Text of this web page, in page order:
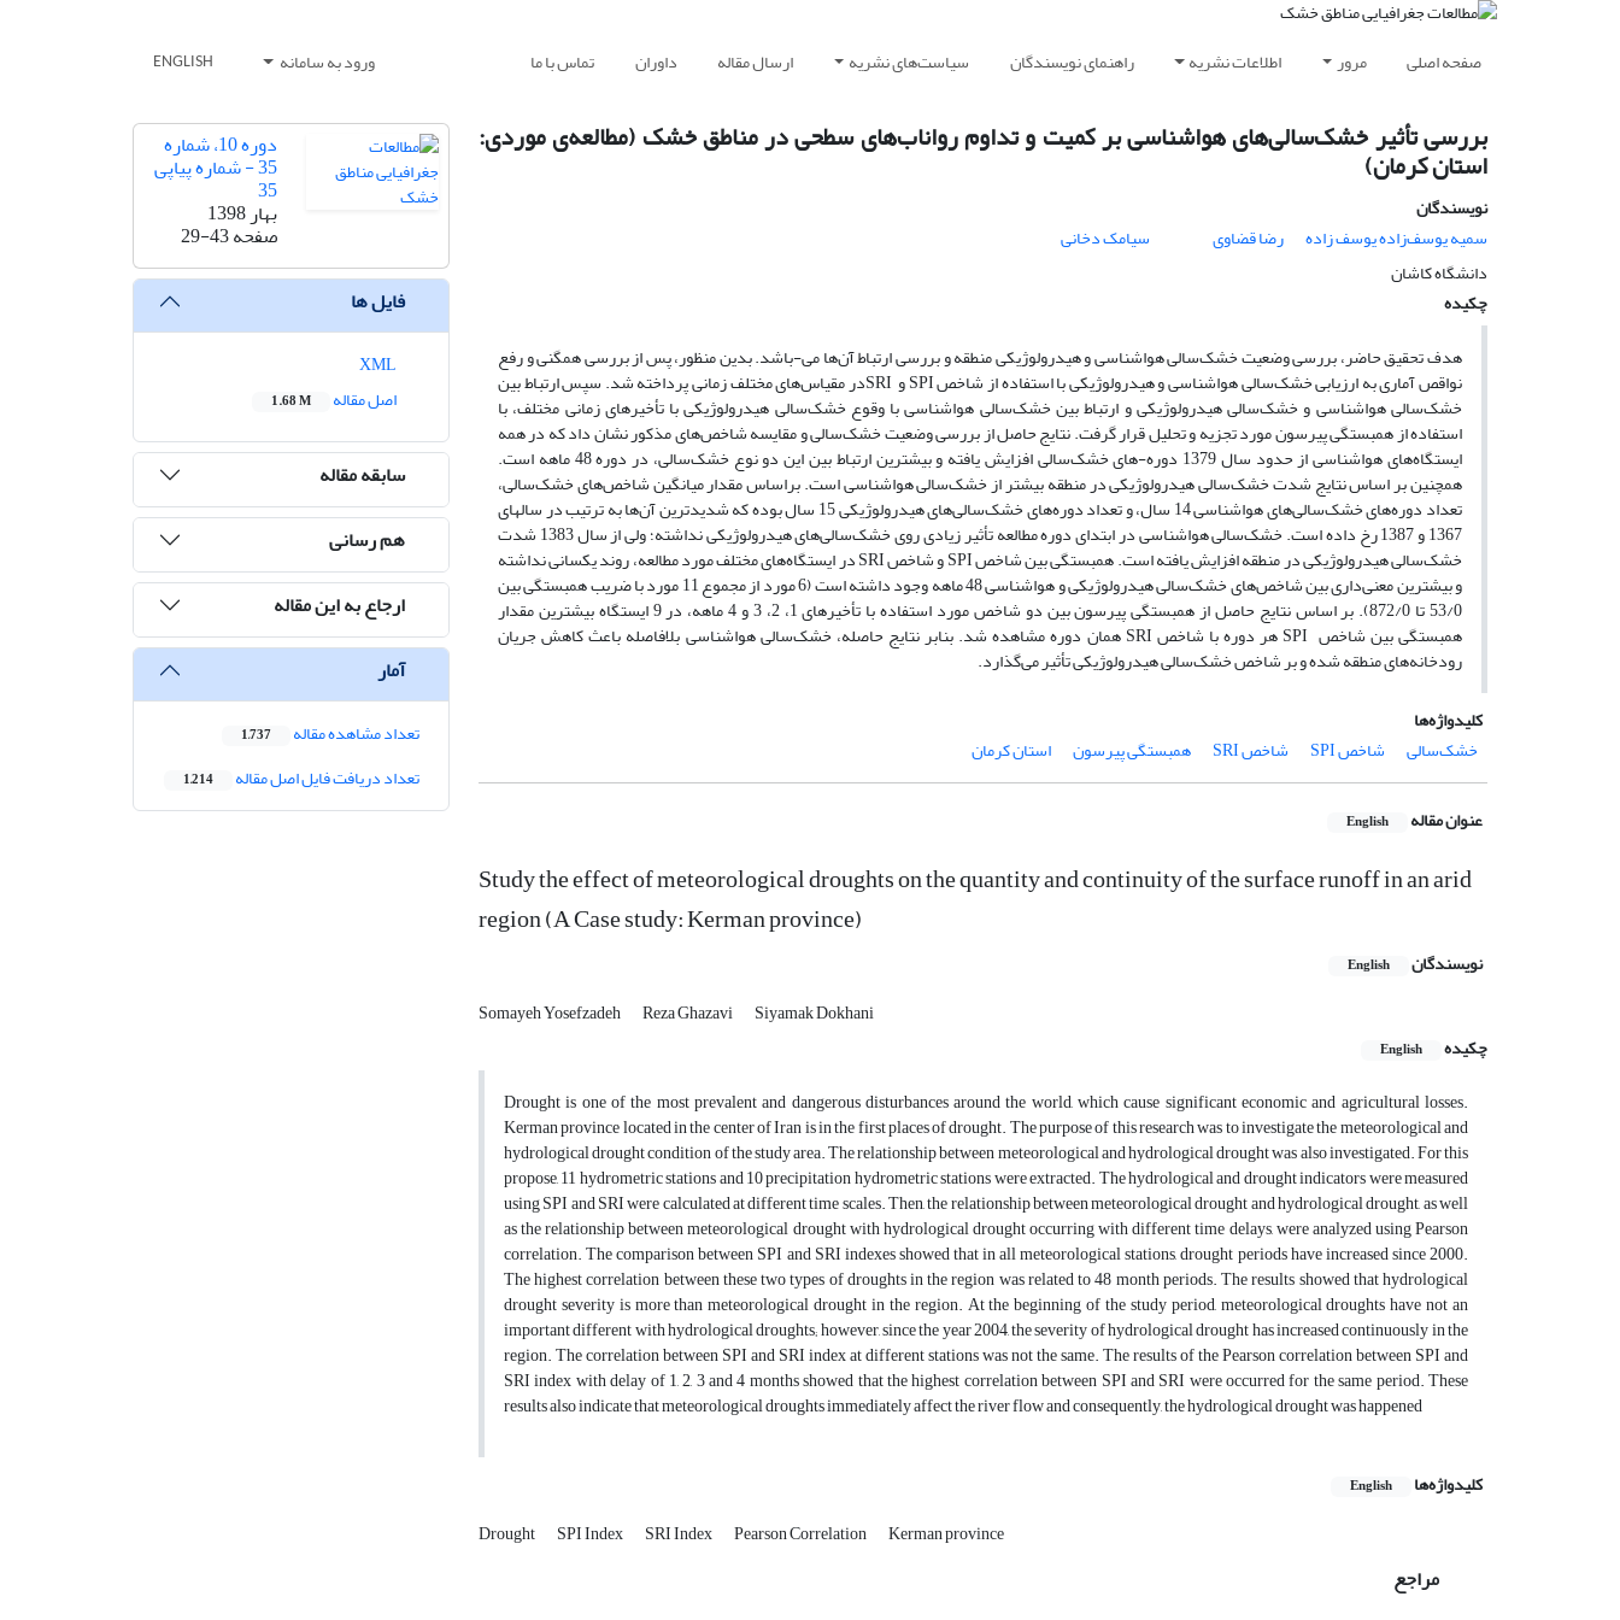
صفحه اصلی مرور اطلاعات نشریه راهنمای نویسندگان سیاست‌های نشریه ارسال مقاله داوران تماس با ما ورود به سامانه ENGLISH
بررسی تأثیر خشک‌سالی‌های هواشناسی بر کمیت و تداوم رواناب‌های سطحی در مناطق خشک (مطالعه‌ی موردی:
استان کرمان)
نویسندگان
سمیه یوسف‌زاده یوسف زاده
رضا قضاوی
سیامک دخانی
دانشگاه کاشان
چکیده
هدف تحقیق حاضر، بررسی وضعیت خشک‌سالی هواشناسی و هیدرولوژیکی منطقه و بررسی ارتباط آن‌ها می-باشد. بدین منظور، پس از بررسی همگنی و رفع
نواقص آماری به ارزیابی خشک‌سالی هواشناسی و هیدرولوژیکی با استفاده از شاخص SPI و SRIدر مقیاس‌های مختلف زمانی پرداخته شد. سپس ارتباط بین
خشک‌سالی هواشناسی و خشک‌سالی هیدرولوژیکی و ارتباط بین خشک‌سالی هواشناسی با وقوع خشک‌سالی هیدرولوژیکی با تأخیر‌های زمانی مختلف، با
استفاده از همبستگی پیرسون مورد تجزیه و تحلیل قرار گرفت. نتایج حاصل از بررسی وضعیت خشک‌سالی و مقایسه شاخص‌های مذکور نشان داد که در همه
ایستگاه‌های هواشناسی از حدود سال 1379 دوره-های خشک‌سالی افزایش یافته و بیشترین ارتباط بین این دو نوع خشک‌سالی، در دوره 48 ماهه است.
همچنین بر اساس نتایج شدت خشک‌سالی هیدرولوژیکی در منطقه بیشتر از خشک‌سالی هواشناسی است. براساس مقدار میانگین شاخص‌های خشک‌سالی،
تعداد دوره‌های خشک‌سالی‌های هواشناسی 14 سال، و تعداد دوره‌های خشک‌سالی‌های هیدرولوژیکی 15 سال بوده که شدیدترین آن‌ها به ترتیب در سالهای
1367 و 1387 رخ داده است. خشک‌سالی هواشناسی در ابتدای دوره مطالعه تأثیر زیادی روی خشک‌سالی‌های هیدرولوژیکی نداشته؛ ولی از سال 1383 شدت
خشک‌سالی هیدرولوژیکی در منطقه افزایش یافته است. همبستگی بین شاخص SPI و شاخص SRI در ایستگاه‌های مختلف مورد مطالعه، روند یکسانی نداشته
و بیشترین معنی‌داری بین شاخص‌های خشک‌سالی هیدرولوژیکی و هواشناسی 48 ماهه وجود داشته است (6 مورد از مجموع 11 مورد با ضریب همبستگی بین
53/0 تا 872/0). بر اساس نتایج حاصل از همبستگی پیرسون بین دو شاخص مورد استفاده با تأخیرهای 1، 2، 3 و 4 ماهه، در 9 ایستگاه بیشترین مقدار
همبستگی بین شاخص SPI هر دوره با شاخص SRI همان دوره مشاهده شد. بنابر نتایج حاصله، خشک‌سالی هواشناسی بلافاصله باعث کاهش جریان
رودخانه‌های منطقه شده و بر شاخص خشک‌سالی هیدرولوژیکی تأثیر می‌گذارد.
کلیدواژه‌ها
خشک‌سالی
شاخص SPI شاخص SRI همبستگی پیرسون استان کرمان
عنوان مقاله English
Study the effect of meteorological droughts on the quantity and continuity of the surface runoff in an arid
region (A Case study: Kerman province)
نویسندگان English
Somayeh Yosefzadeh Reza Ghazavi
Siyamak Dokhani
چکیده
English
Drought is one of the most prevalent and dangerous disturbances around the world, which cause significant economic and agricultural losses.
Kerman province located in the center of Iran is in the first places of drought. The purpose of this research was to investigate the meteorological and
hydrological drought condition of the study area. The relationship between meteorological and hydrological drought was also investigated. For this
propose, 11 hydrometric stations and 10 precipitation hydrometric stations were extracted. The hydrological and drought indicators were measured
using SPI and SRI were calculated at different time scales. Then, the relationship between meteorological drought and hydrological drought, as well
as the relationship between meteorological drought with hydrological drought occurring with different time delays, were analyzed using Pearson
correlation. The comparison between SPI and SRI indexes showed that in all meteorological stations, drought periods have increased since 2000.
The highest correlation between these two types of droughts in the region was related to 48 month periods. The results showed that hydrological
drought severity is more than meteorological drought in the region. At the beginning of the study period, meteorological droughts have not an
important different with hydrological droughts; however, since the year 2004, the severity of hydrological drought has increased continuously in the
region. The correlation between SPI and SRI index at different stations was not the same. The results of the Pearson correlation between SPI and
SRI index with delay of 1, 2, 3 and 4 months showed that the highest correlation between SPI and SRI were occurred for the same period. These
results also indicate that meteorological droughts immediately affect the river flow and consequently, the hydrological drought was happened
کلیدواژه‌ها English
Drought SPI Index SRI Index Pearson Correlation Kerman province
مراجع
دوره 10، شماره
35 - شماره پیاپی
35
بهار 1398
صفحه29-43
فایل ها
اصل مقاله
1.68 M
سابقه مقاله
هم رسانی
ارجاع به این مقاله
آمار
تعداد مشاهده مقاله 1,737
تعداد دریافت فایل اصل مقاله 1,214